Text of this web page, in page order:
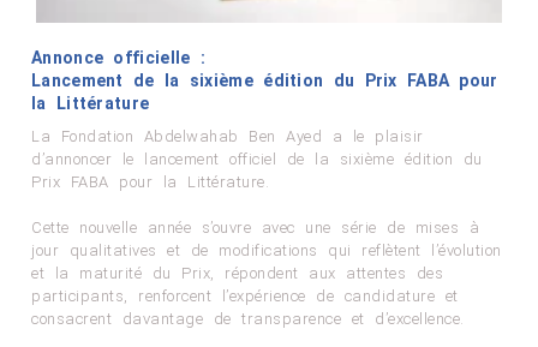
Annonce officielle :
Lancement de la sixième édition du Prix FABA pour
la Littérature
La Fondation Abdelwahab Ben Ayed a le plaisir
d’annoncer le lancement officiel de la sixième édition du
Prix FABA pour la Littérature.
Cette nouvelle année s’ouvre avec une série de mises à
jour qualitatives et de modifications qui reflètent l’évolution
et la maturité du Prix, répondent aux attentes des
participants, renforcent l’expérience de candidature et
consacrent davantage de transparence et d’excellence.